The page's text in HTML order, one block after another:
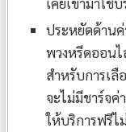
ประหยัดด้านค่
พวงหรีดออน
สำหรับการเ
จะไม่มีชาร์จค่
ให้บริการฟรีไ